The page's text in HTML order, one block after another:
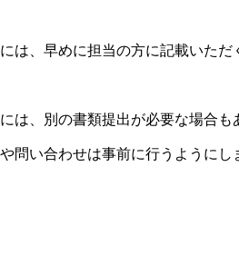
は、早めに担当の方に記載いただ
は、別の書類提出が必要な場合
問い合わせは事前に行うようにし